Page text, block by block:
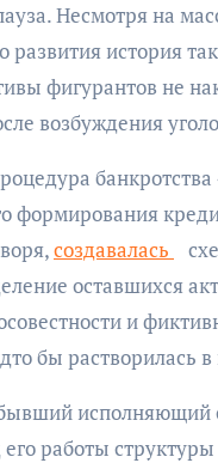
Несмотря на
история
фигурантов не
возбуждения
формирования
создавалась
оставшихся
и
бы растворилась в
исполняющий
работы